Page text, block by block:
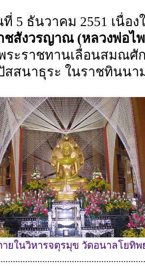
ที่ 5 ธันวาคม 2551 เนื่อ
ชสังวรญาณ (หลวงพ่อไ
ระราชทานเลื่อนสมณศั
สสนาธุระ ในราชทินน
ยในวิหารจตุรมุข วัดอนาลโยทิพ